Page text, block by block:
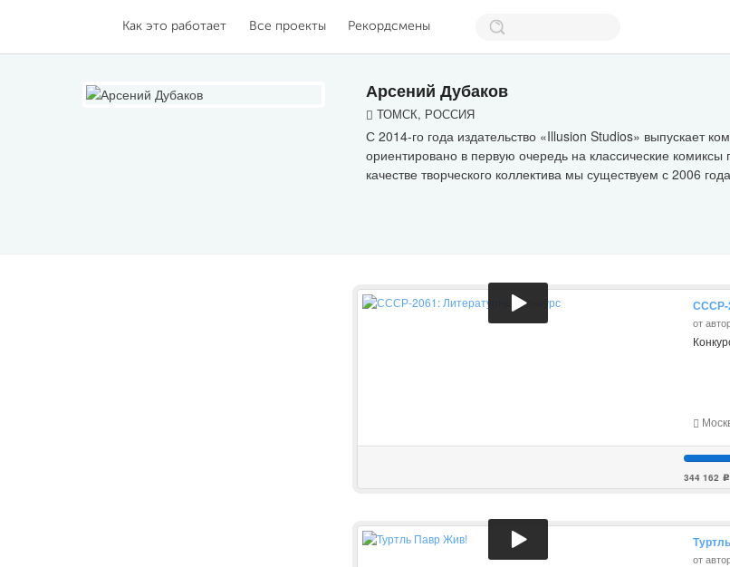
Как это работает Все проекты Рекордсмены
Арсений Дубаков
ТОМСК, РОССИЯ
С 2014-го года издательство «Illusion Studios» выпускает
ориентировано в первую очередь на классические
качестве творческого коллектива мы существуем с 2006
СССР-
от
344 162 c
от